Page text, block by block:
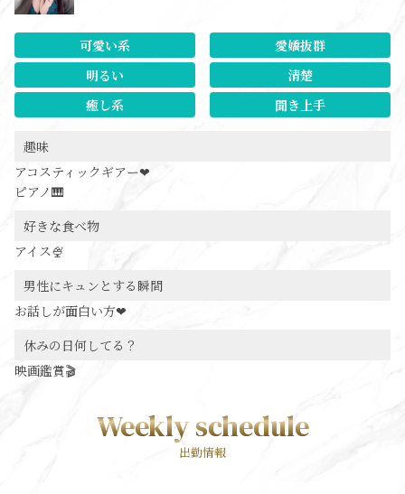
可愛い系
愛嬌抜群
明るい
清楚
癒し系
聞き上手
趣味
アコスティックギアー❤︎
ピアノ🎹
好きな食べ物
アイス🍨
男性にキュンとする瞬間
お話しが面白い方❤︎
休みの日何してる？
映画鑑賞🎬
Weekly schedule
出勤情報